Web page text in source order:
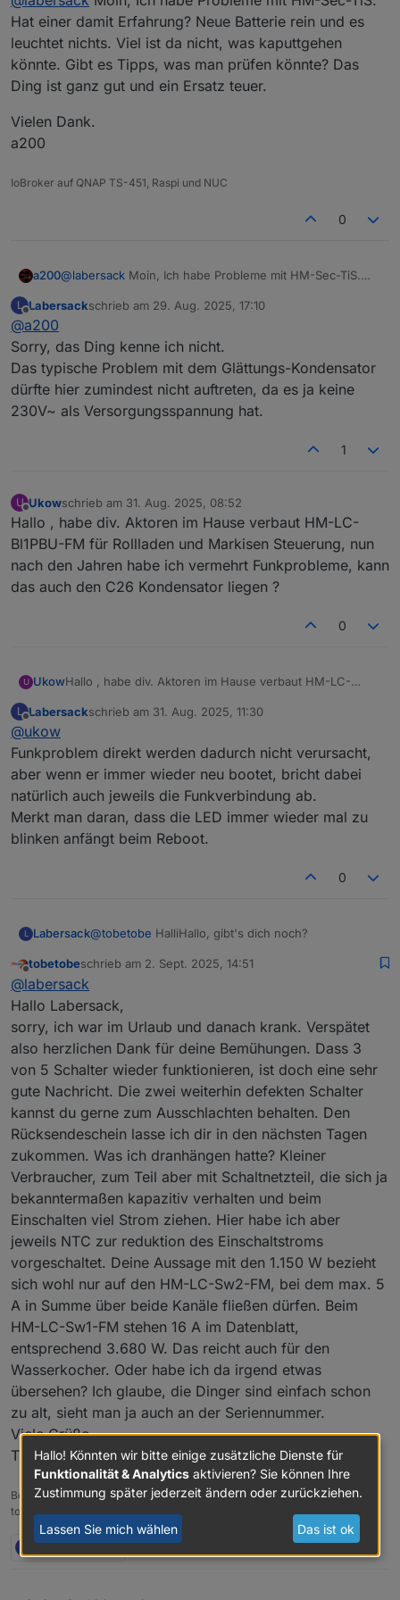
Hat einer damit Erfahrung? Neue Batterie rein und es
leuchtet nichts. Viel ist da nicht, was kaputtgehen
könnte. Gibt es Tipps, was man prüfen könnte? Das
Ding ist ganz gut und ein Ersatz teuer.
Vielen Dank.
a200
IoBroker auf QNAP TS-451, Raspi und NUC
0
a200@labersack Moin, Ich habe Probleme mit HM-Sec-TiS.
leuchtet nichts. Viel ist da nicht, was kaputtgehen könnte.
gut und ein Ersatz teuer.
Vielen Dank.
L
Offline
Labersackschrieb am 29. Aug. 2025, 17:10
zuletzt editiert von
@a200
Sorry, das Ding kenne ich nicht.
Das typische Problem mit dem Glättungs-Kondensator
dürfte hier zumindest nicht auftreten, da es ja keine
230V~ als Versorgungsspannung hat.
1
U
Offline
Ukowschrieb am 31. Aug. 2025, 08:52
zuletzt editiert von
Hallo , habe div. Aktoren im Hause verbaut HM-LC-
Bl1PBU-FM für Rollladen und Markisen Steuerung, nun
nach den Jahren habe ich vermehrt Funkprobleme, kann
das auch den C26 Kondensator liegen ?
0
U UkowHallo , habe div. Aktoren im Hause verbaut HM-LC-
nach den Jahren habe ich vermehrt Funkprobleme, kann
L
Offline
Labersackschrieb am 31. Aug. 2025, 11:30
zuletzt editiert von
@ukow
Funkproblem direkt werden dadurch nicht verursacht,
aber wenn er immer wieder neu bootet, bricht dabei
natürlich auch jeweils die Funkverbindung ab.
Merkt man daran, dass die LED immer wieder mal zu
blinken anfängt beim Reboot.
0
L Labersack@tobetobe HalliHallo, gibt's dich noch?
Offline
tobetobeschrieb am 2. Sept. 2025, 14:51
zuletzt editiert von
@labersack
Hallo Labersack,
sorry, ich war im Urlaub und danach krank. Verspätet
also herzlichen Dank für deine Bemühungen. Dass 3
von 5 Schalter wieder funktionieren, ist doch eine sehr
gute Nachricht. Die zwei weiterhin defekten Schalter
kannst du gerne zum Ausschlachten behalten. Den
Rücksendeschein lasse ich dir in den nächsten Tagen
zukommen. Was ich dranhängen hatte? Kleiner
Verbraucher, zum Teil aber mit Schaltnetzteil, die sich ja
bekanntermaßen kapazitiv verhalten und beim
Einschalten viel Strom ziehen. Hier habe ich aber
jeweils NTC zur reduktion des Einschaltstroms
vorgeschaltet. Deine Aussage mit den 1.150 W bezieht
sich wohl nur auf den HM-LC-Sw2-FM, bei dem max. 5
A in Summe über beide Kanäle fließen dürfen. Beim
HM-LC-Sw1-FM stehen 16 A im Datenblatt,
entsprechend 3.680 W. Das reicht auch für den
Wasserkocher. Oder habe ich da irgend etwas
übersehen? Ich glaube, die Dinger sind einfach schon
zu alt, sieht man ja auch an der Seriennummer.
Viele Grüße
Thomas
Beste Grüße
tobetobe
2 Antworten 0
Hallo! Könnten wir bitte einige zusätzliche Dienste für
Funktionalität & Analytics aktivieren? Sie können Ihre
Zustimmung später jederzeit ändern oder zurückziehen.
Lassen Sie mich wählen Das ist ok